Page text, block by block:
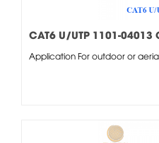
CAT6 U/UTP 1101-04013
Application For outdoor or